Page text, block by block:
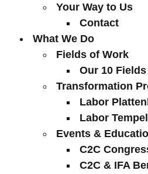
Your Way to Us
Contact
What We Do
Fields of Work
Our 10
Transformation
Labor
Labor
Events &
C2C
C2C & IFA